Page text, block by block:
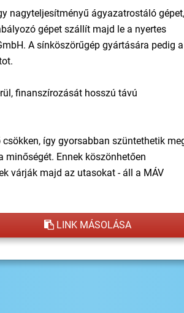
nagyteljesítményű ágyazatrostáló gépet,
gépet szállít majd le a nyertes
A sínköszörűgép gyártására pedig a
finanszírozását hosszú távú
így gyorsabban szüntethetik
Ennek köszönhetően
várják majd az utasokat - áll a MÁV
LINK MÁSOLÁSA